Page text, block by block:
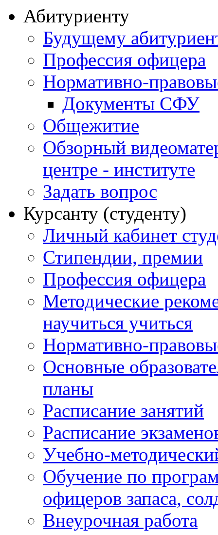
Абитуриенту
Будущему
Профессия офицера
Нормативно-
Документы СФУ
Общежитие
Обзорный
центре - институте
Задать вопрос
Курсанту (студенту)
Личный кабинет
Стипендии, премии
Профессия офицера
Методические
научиться учиться
Нормативно-
Основные
планы
Расписание занятий
Расписание
Учебно-
Обучение по
офицеров запаса,
Внеурочная работа